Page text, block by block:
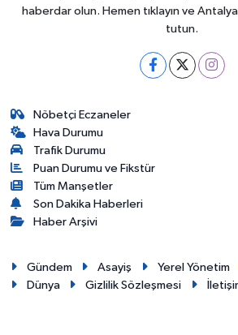
haberdar olun. Hemen tıklayın ve
tutun.
Nöbetçi Eczaneler
Hava Durumu
Trafik Durumu
Puan Durumu ve Fikstür
Tüm Manşetler
Son Dakika Haberleri
Haber Arşivi
Gündem Asayiş Yerel Yönetim
Dünya
Gizlilik Sözleşmesi